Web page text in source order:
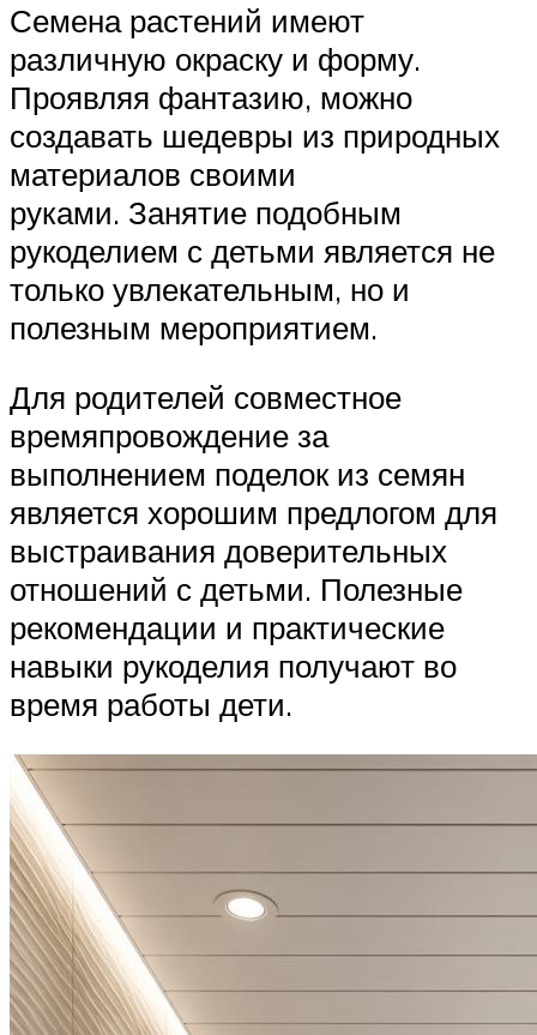
Семена растений имеют
различную окраску и форму.
Проявляя фантазию, можно
создавать шедевры из природных
материалов своими
руками. Занятие подобным
рукоделием с детьми является не
только увлекательным, но и
полезным мероприятием.
Для родителей совместное
времяпровождение за
выполнением поделок из семян
является хорошим предлогом для
выстраивания доверительных
отношений с детьми. Полезные
рекомендации и практические
навыки рукоделия получают во
время работы дети.